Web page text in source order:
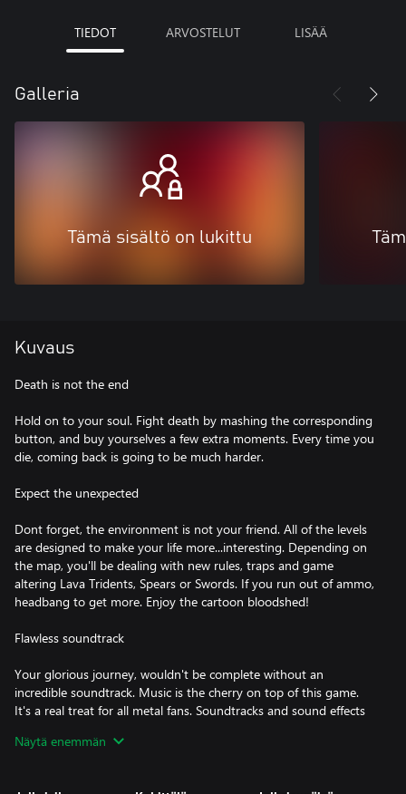
TIEDOT ARVOSTELUT LISÄÄ
Galleria
Tämä sisältö on lukittu
Kuvaus
Death is not the end
Hold on to your soul. Fight death by mashing the corresponding
button, and buy yourselves a few extra moments. Every time you
die, coming back is going to be much harder.
Expect the unexpected
Dont forget, the environment is not your friend. All of the levels
are designed to make your life more...interesting. Depending on
the map, you'll be dealing with new rules, traps and game
altering Lava Tridents, Spears or Swords. If you run out of ammo,
headbang to get more. Enjoy the cartoon bloodshed!
Flawless soundtrack
Your glorious journey, wouldn't be complete without an
incredible soundtrack. Music is the cherry on top of this game.
It's a real treat for all metal fans. Soundtracks and sound effects
Näytä enemmän